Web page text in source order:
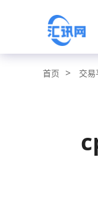
首页 > 交易